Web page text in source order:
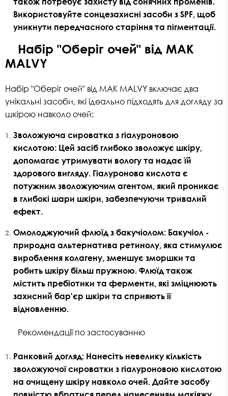
Використовуйте сонцезахисні засоби з SPF, щоб
уникнути передчасного старіння та пігментації.
Набір "Оберіг очей" від MAK
MALVY
Набір "Оберіг очей" від MAK MALVY включає два
унікальні засоби, які ідеально підходять для догляду за
шкірою навколо очей:
Зволожуюча сироватка з гіалуроновою
кислотою: Цей засіб глибоко зволожує шкіру,
допомагає утримувати вологу та надає їй
здорового вигляду. Гіалуронова кислота є
потужним зволожуючим агентом, який проникає
в глибокі шари шкіри, забезпечуючи тривалий
ефект.
Омолоджуючий флюїд з бакучіолом: Бакучіол -
природна альтернатива ретинолу, яка стимулює
вироблення колагену, зменшує зморшки та
робить шкіру більш пружною. Флюїд також
містить пребіотики та ферменти, які зміцнюють
захисний бар'єр шкіри та сприяють її
відновленню.
Рекомендації по застосуванню
Ранковий догляд: Нанесіть невелику кількість
зволожуючої сироватки з гіалуроновою кислотою
на очищену шкіру навколо очей. Дайте засобу